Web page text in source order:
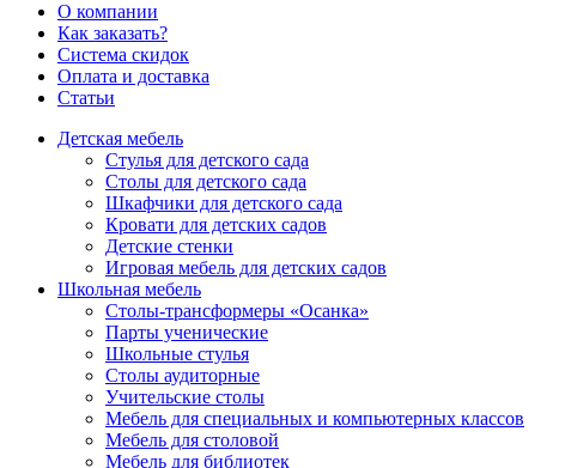
О компании
Как заказать?
Система скидок
Оплата и доставка
Статьи
Детская мебель
Стулья для детского сада
Столы для детского сада
Шкафчики для детского сада
Кровати для детских садов
Детские стенки
Игровая мебель для детских садов
Школьная мебель
Столы-трансформеры «Осанка»
Парты ученические
Школьные стулья
Столы аудиторные
Учительские столы
Мебель для специальных и компьютерных классов
Мебель для столовой
Мебель для библиотек